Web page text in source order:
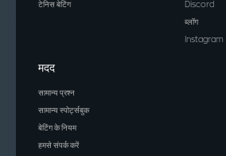
Aruba
टेनिस बेटिंग Discord
ब्लॉग
Instagram
मदद
सामान्य प्रश्न
सामान्य स्पोर्ट्सबुक
बेटिंग के नियम
हमसे संपर्क करें